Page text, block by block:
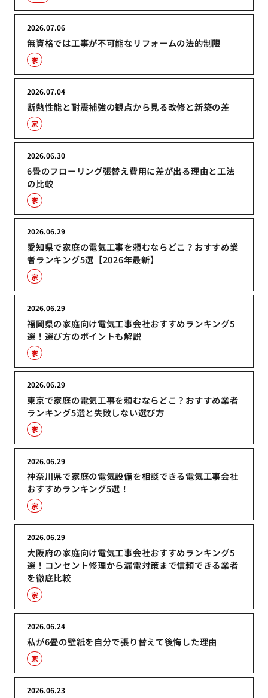
無資格では工事が不可能なリフォームの法的制限
2026.07.06
家
断熱性能と耐震補強の観点から見る改修と新築の差
2026.07.04
家
6畳のフローリング張替え費用に差が出る理由と工法
の比較
2026.06.30
家
愛知県で家庭の電気工事を頼むならどこ？おすすめ業
者ランキング5選【2026年最新】
2026.06.29
家
福岡県の家庭向け電気工事会社おすすめランキング5
選！選び方のポイントも解説
2026.06.29
家
東京で家庭の電気工事を頼むならどこ？おすすめ業者
ランキング5選と失敗しない選び方
2026.06.29
家
神奈川県で家庭の電気設備を相談できる電気工事会社
おすすめランキング5選！
2026.06.29
家
大阪府の家庭向け電気工事会社おすすめランキング5
選！コンセント修理から漏電対策まで信頼できる業者
を徹底比較
2026.06.29
家
私が6畳の壁紙を自分で張り替えて後悔した理由
2026.06.24
家
2026.06.23